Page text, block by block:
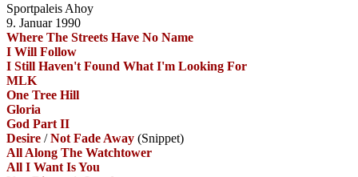
Sportpaleis Ahoy
9. Januar 1990
Where The Streets Have No Name
I Will Follow
I Still Haven't Found What I'm Looking For
MLK
One Tree Hill
Gloria
God Part II
Desire /Not Fade Away (Snippet)
All Along The Watchtower
All I Want Is You